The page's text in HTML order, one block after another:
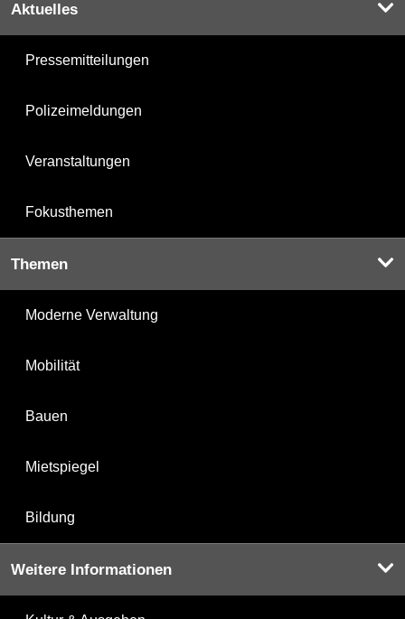
Aktuelles
Pressemitteilungen
Polizeimeldungen
Veranstaltungen
Fokusthemen
Themen
Moderne Verwaltung
Mobilität
Bauen
Mietspiegel
Bildung
Weitere Informationen